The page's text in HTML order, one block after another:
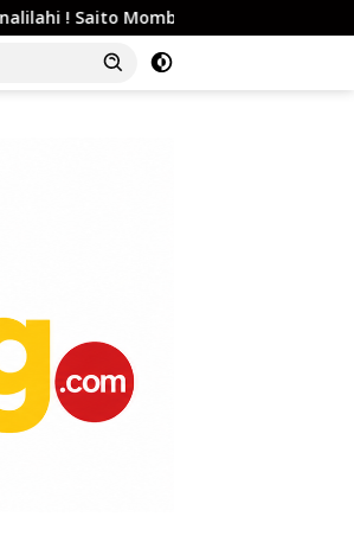
! Saito Mombine Nikava Nolanto Nikiki